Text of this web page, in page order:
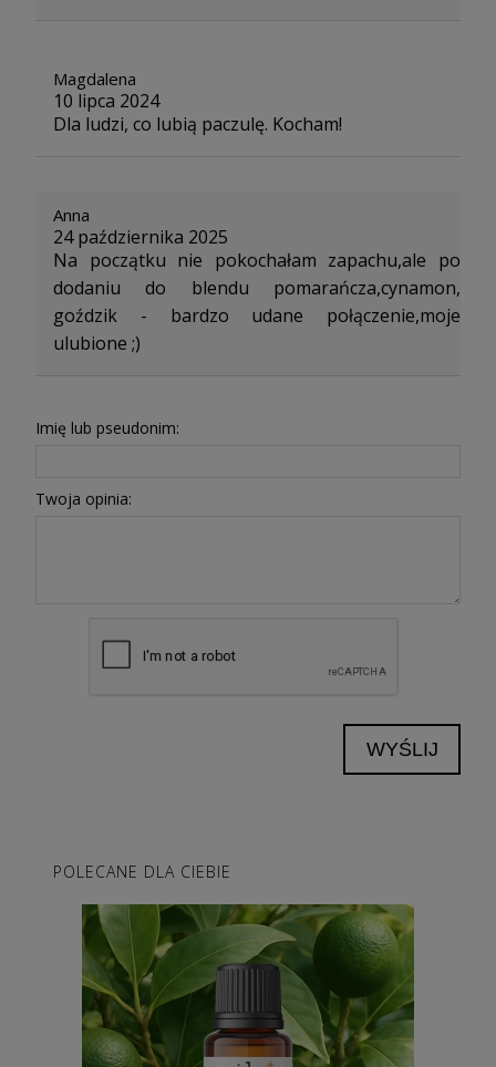
Magdalena
10 lipca 2024
Dla ludzi, co lubią paczulę. Kocham!
Anna
24 października 2025
Na początku nie pokochałam zapachu,ale po
dodaniu do blendu pomarańcza,cynamon,
goździk - bardzo udane połączenie,moje
ulubione ;)
Imię lub pseudonim:
Twoja opinia:
WYŚLIJ
POLECANE DLA CIEBIE